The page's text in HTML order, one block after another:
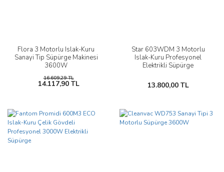
Flora 3 Motorlu Islak-Kuru
Sanayi Tip Süpürge Makinesi
3600W
16.609,29 TL
14.117,90 TL
Star 603WDM 3 Motorlu
Islak-Kuru Profesyonel
Elektrikli Süpürge
13.800,00 TL